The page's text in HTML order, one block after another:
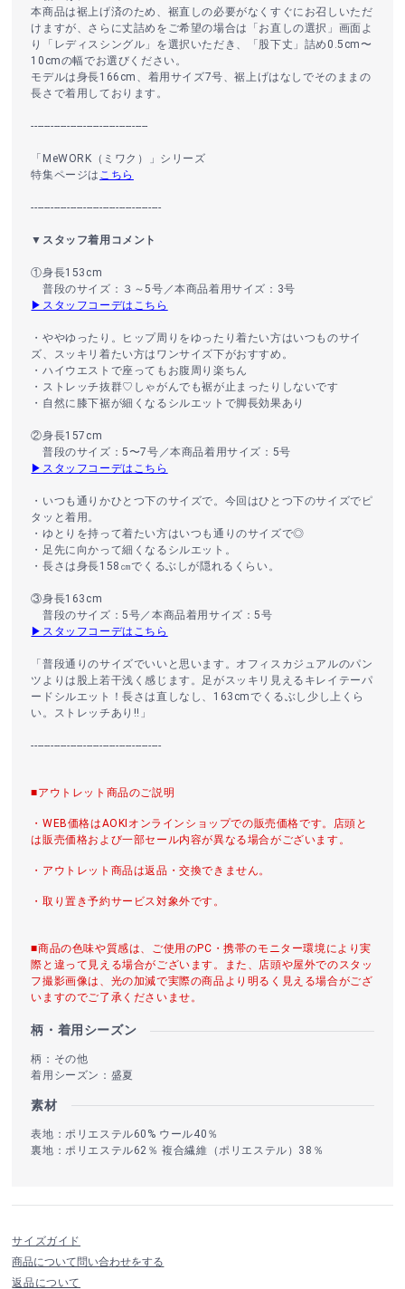
本商品は裾上げ済のため、裾直しの必要がなくすぐにお召しいただ
けますが、さらに丈詰めをご希望の場合は「お直しの選択」画面よ
り「レディスシングル」を選択いただき、「股下丈」詰め0.5cm〜
10cmの幅でお選びください。
モデルは身長166cm、着用サイズ7号、裾上げはなしでそのままの
長さで着用しております。
------------------------------------
「MeWORK（ミワク）」シリーズ
特集ページは こちら
----------------------------------------
▼スタッフ着用コメント
①身長153cm
普段のサイズ：３～5号／本商品着用サイズ：3号
▶スタッフコーデはこちら
・ややゆったり。ヒップ周りをゆったり着たい方はいつものサイ
ズ、スッキリ着たい方はワンサイズ下がおすすめ。
・ハイウエストで座ってもお腹周り楽ちん
・ストレッチ抜群♡しゃがんでも裾が止まったりしないです
・自然に膝下裾が細くなるシルエットで脚長効果あり
②身長157cm
普段のサイズ：5〜7号／本商品着用サイズ：5号
▶スタッフコーデはこちら
・いつも通りかひとつ下のサイズで。今回はひとつ下のサイズでピ
タッと着用。
・ゆとりを持って着たい方はいつも通りのサイズで◎
・足先に向かって細くなるシルエット。
・長さは身長158㎝でくるぶしが隠れるくらい。
③身長163cm
普段のサイズ：5号／本商品着用サイズ：5号
▶スタッフコーデはこちら
「普段通りのサイズでいいと思います。オフィスカジュアルのパン
ツよりは股上若干浅く感じます。足がスッキリ見えるキレイテーパ
ードシルエット！長さは直しなし、163cmでくるぶし少し上くら
い。ストレッチあり!!」
----------------------------------------
■アウトレット商品のご説明
・WEB価格はAOKIオンラインショップでの販売価格です。店頭と
は販売価格および一部セール内容が異なる場合がございます。
・アウトレット商品は返品・交換できません。
・取り置き予約サービス対象外です。
■商品の色味や質感は、ご使用のPC・携帯のモニター環境により実
際と違って見える場合がございます。また、店頭や屋外でのスタッ
フ撮影画像は、光の加減で実際の商品より明るく見える場合がござ
いますのでご了承くださいませ。
柄・着用シーズン
柄：その他
着用シーズン：盛夏
素材
表地：ポリエステル60% ウール40％
裏地：ポリエステル62％ 複合繊維（ポリエステル）38％
サイズガイド
商品について問い合わせをする
返品について